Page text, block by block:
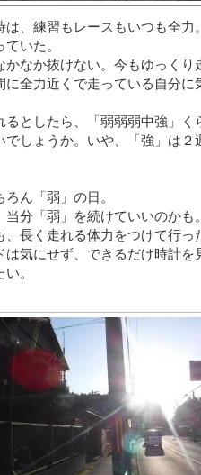
、練習もレースもいつも全力
いた。
なか抜けない。今もゆっくり
に全力近くで走っている自分に
としたら、「弱弱弱中強」く
でしょうか。いや、「強」は
ん「弱」の日。
分「弱」を続けていいのかも
長く走れる体力をつけて行っ
は気にせず、できるだけ時計
。